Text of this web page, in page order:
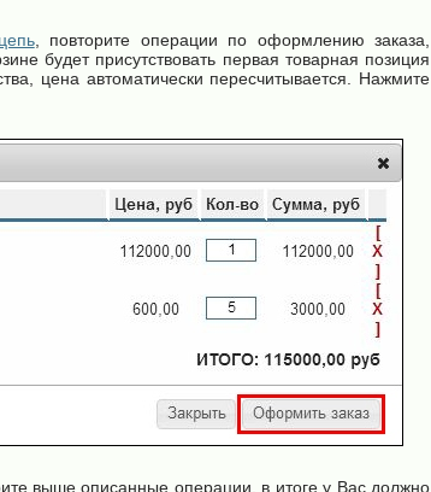
, повторите операции по оформлению заказа,
будет присутствовать первая товарная позиция
цена автоматически пересчитывается. Нажмите
выше описанные операции, в итоге у Вас должно